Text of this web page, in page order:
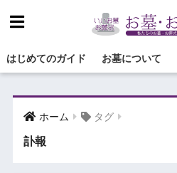
はじめてのガイド お墓について
ホーム タグ
訃報